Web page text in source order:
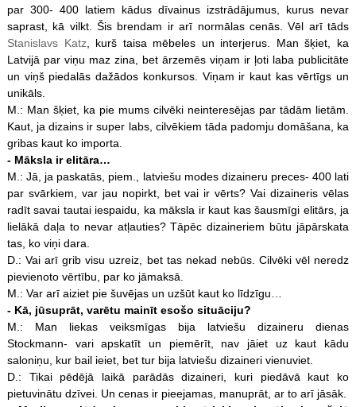
par 300- 400 latiem kādus dīvainus izstrādājumus, kurus nevar
saprast, kā vilkt. Šis brendam ir arī normālas cenās. Vēl arī tāds
Stanislavs Katz, kurš taisa mēbeles un interjerus. Man šķiet, ka
Latvijā par viņu maz zina, bet ārzemēs viņam ir ļoti laba publicitāte
un viņš piedalās dažādos konkursos. Viņam ir kaut kas vērtīgs un
unikāls.
M.: Man šķiet, ka pie mums cilvēki neinteresējas par tādām lietām.
Kaut, ja dizains ir super labs, cilvēkiem tāda padomju domāšana, ka
gribas kaut ko importa.
- Māksla ir elitāra…
M.: Jā, ja paskatās, piem., latviešu modes dizaineru preces- 400 lati
par svārkiem, var jau nopirkt, bet vai ir vērts? Vai dizaineris vēlas
radīt savai tautai iespaidu, ka māksla ir kaut kas šausmīgi elitārs, ja
lielākā daļa to nevar atļauties? Tāpēc dizaineriem būtu jāpārskata
tas, ko viņi dara.
D.: Vai arī grib visu uzreiz, bet tas nekad nebūs. Cilvēki vēl neredz
pievienoto vērtību, par ko jāmaksā.
M.: Var arī aiziet pie šuvējas un uzšūt kaut ko līdzīgu…
- Kā, jūsuprāt, varētu mainīt esošo situāciju?
M.: Man liekas veiksmīgas bija latviešu dizaineru dienas
Stockmann- vari apskatīt un piemērīt, nav jāiet uz kaut kādu
saloniņu, kur bail ieiet, bet tur bija latviešu dizaineri vienuviet.
D.: Tikai pēdējā laikā parādās dizaineri, kuri piedāvā kaut ko
pietuvinātu dzīvei. Un cenas ir pieejamas, manuprāt, ar to arī jāsāk.